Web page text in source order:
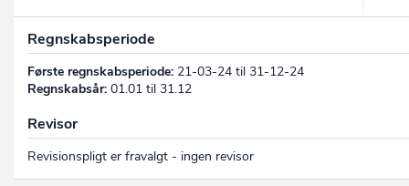
Regnskabsperiode
Første regnskabsperiode: 21-03-24 til 31-12-24
Regnskabsår: 01.01 til 31.12
Revisor
Revisionspligt er fravalgt - ingen revisor